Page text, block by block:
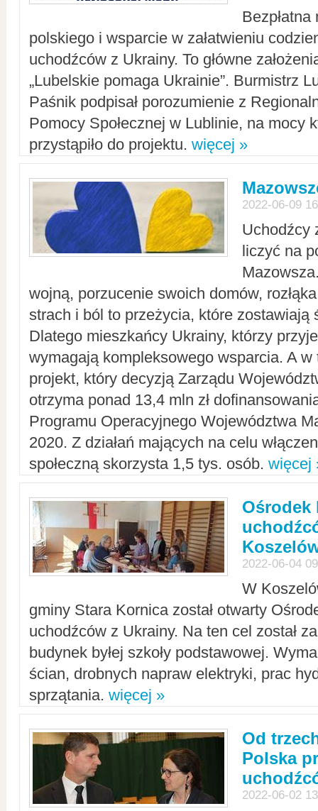
polskiego i wsparcie w załatwieniu
uchodźców z Ukrainy. To główne
„Lubelskie pomaga Ukrainie”. Burmistrz
Paśnik podpisał porozumienie z
Pomocy Społecznej w Lublinie, na mocy
przystąpiło do projektu. więcej »
2022-06-09
Uchodźcy
liczyć na
wojną, porzucenie swoich domów,
strach i ból to przeżycia, które zostawiają
Dlatego mieszkańcy Ukrainy, którzy
wymagają kompleksowego wsparcia. A w
projekt, który decyzją Zarządu
otrzyma ponad 13,4 mln zł
Programu Operacyjnego Województwa
2020. Z działań mających na celu
społeczną skorzysta 1,5 tys. osób. więcej
Ośrodek
2022-06-04
W
gminy Stara Kornica został otwarty
uchodźców z Ukrainy. Na ten cel został
budynek byłej szkoły podstawowej.
ścian, drobnych napraw elektryki, prac
sprzątania. więcej »
Od
Polska
2022-06-02